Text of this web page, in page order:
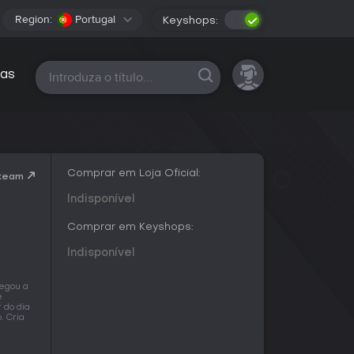
Region: Portugal Keyshops:
Todas as plataformas
a
dia
Cria
Comprar em Loja Oficial:
Indisponível
Comprar em Keyshops:
Indisponível